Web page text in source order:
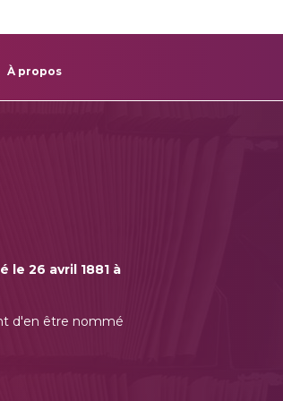
À propos
26 avril 1881 à
d'en être nommé